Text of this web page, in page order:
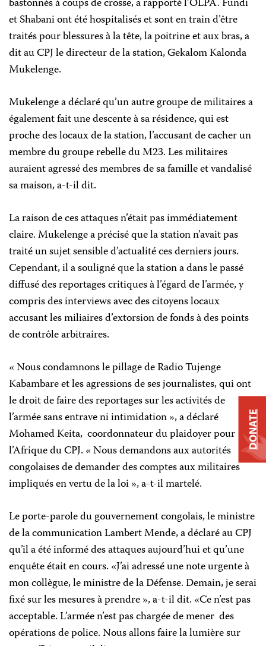
bastonnés à coups de crosse, a rapporté l’OLPA. Fundi
et Shabani ont été hospitalisés et sont en train d’être
traités pour blessures à la tête, la poitrine et aux bras, a
dit au CPJ le directeur de la station, Gekalom Kalonda
Mukelenge.
Mukelenge a déclaré qu’un autre groupe de militaires a
également fait une descente à sa résidence, qui est
proche des locaux de la station, l’accusant de cacher un
membre du groupe rebelle du M23. Les militaires
auraient agressé des membres de sa famille et vandalisé
sa maison, a-t-il dit.
La raison de ces attaques n’était pas immédiatement
claire. Mukelenge a précisé que la station n’avait pas
traité un sujet sensible d’actualité ces derniers jours.
Cependant, il a souligné que la station a dans le passé
diffusé des reportages critiques à l’égard de l’armée, y
compris des interviews avec des citoyens locaux
accusant les miliaires d’extorsion de fonds à des points
de contrôle arbitraires.
« Nous condamnons le pillage de Radio Tujenge
Kabambare et les agressions de ses journalistes, qui ont
le droit de faire des reportages sur les activités de
l’armée sans entrave ni intimidation », a déclaré
Mohamed Keita, coordonnateur du plaidoyer pour
l’Afrique du CPJ. « Nous demandons aux autorités
congolaises de demander des comptes aux militaires
impliqués en vertu de la loi », a-t-il martelé.
Le porte-parole du gouvernement congolais, le ministre
de la communication Lambert Mende, a déclaré au CPJ
qu’il a été informé des attaques aujourd’hui et qu’une
enquête était en cours. «J’ai adressé une note urgente à
mon collègue, le ministre de la Défense. Demain, je serai
fixé sur les mesures à prendre », a-t-il dit. «Ce n’est pas
acceptable. L’armée n’est pas chargée de mener des
opérations de police. Nous allons faire la lumière sur
DONATE